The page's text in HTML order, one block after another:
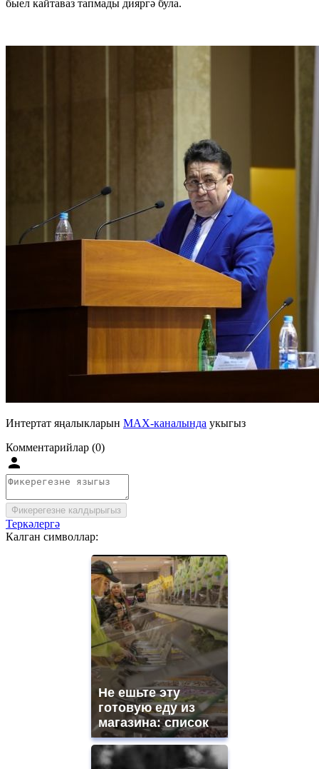
быел кайтаваз тапмады дияргә була.
Интертат яңалыкларын MAX-каналында укыгыз
Комментарийлар (0)
Фикерегезне калдырыгыз
Теркәлергә
Калган символлар:
Не ешьте эту
готовую еду из
магазина: список